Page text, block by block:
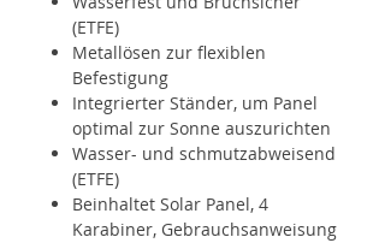
(ETFE)
Metallösen zur flexiblen
Befestigung
Integrierter Ständer, um Panel
optimal zur Sonne auszurichten
Wasser- und schmutzabweisend
(ETFE)
Beinhaltet Solar Panel, 4
Karabiner, Gebrauchsanweisung